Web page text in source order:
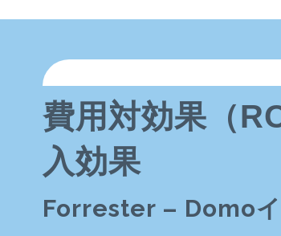
費用対効果（
入効果
Forrester – Domo